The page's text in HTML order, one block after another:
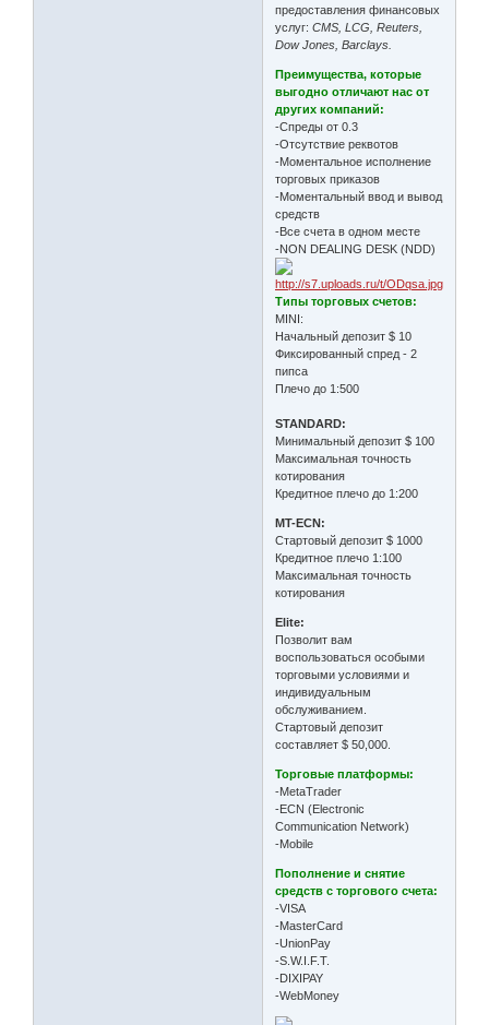
предоставления финансовых
услуг: CMS, LCG, Reuters,
Dow Jones, Barclays.
Преимущества, которые
выгодно отличают нас от
других компаний:
-Спреды от 0.3
-Отсутствие реквотов
-Моментальное исполнение
торговых приказов
-Моментальный ввод и вывод
средств
-Все счета в одном месте
-NON DEALING DESK (NDD)
Типы торговых счетов:
MINI:
Начальный депозит $ 10
Фиксированный спред - 2
пипса
Плечо до 1:500
STANDARD:
Минимальный депозит $ 100
Максимальная точность
котирования
Кредитное плечо до 1:200
MT-ECN:
Стартовый депозит $ 1000
Кредитное плечо 1:100
Максимальная точность
котирования
Elite:
Позволит вам
воспользоваться особыми
торговыми условиями и
индивидуальным
обслуживанием.
Стартовый депозит
составляет $ 50,000.
Торговые платформы:
-MetaTrader
-ECN (Electronic
Communication Network)
-Mobile
Пополнение и снятие
средств с торгового счета:
-VISA
-MasterCard
-UnionPay
-S.W.I.F.T.
-DIXIPAY
-WebMoney